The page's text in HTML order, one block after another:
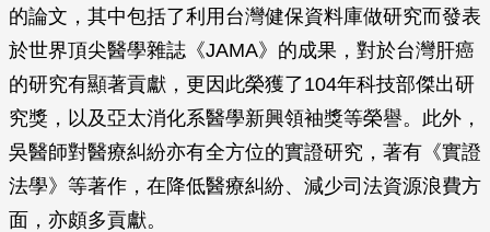
的論文，其中包括了利用台灣健保資料庫做研究而發表
於世界頂尖醫學雜誌《JAMA》的成果，對於台灣肝癌
的研究有顯著貢獻，更因此榮獲了104年科技部傑出研
究獎，以及亞太消化系醫學新興領袖獎等榮譽。此外，
吳醫師對醫療糾紛亦有全方位的實證研究，著有《實證
法學》等著作，在降低醫療糾紛、減少司法資源浪費方
面，亦頗多貢獻。